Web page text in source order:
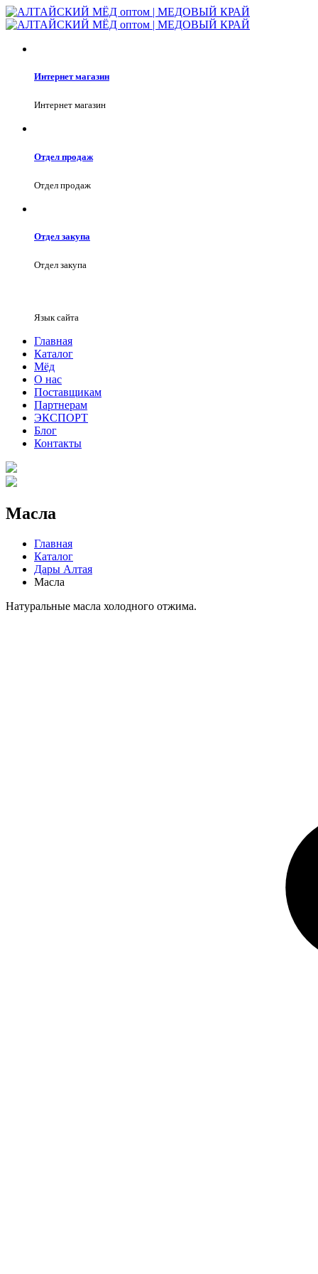
Интернет магазин
Интернет магазин
Отдел продаж
Отдел продаж
Отдел закупа
Отдел закупа
Язык сайта
Главная
Каталог
Мёд
О нас
Поставщикам
Партнерам
ЭКСПОРТ
Блог
Контакты
Масла
Главная
Каталог
Дары Алтая
Масла
Натуральные масла холодного отжима.